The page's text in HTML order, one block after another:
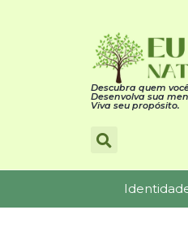
Descubra quem
Desenvolva sua
Viva seu propósito.